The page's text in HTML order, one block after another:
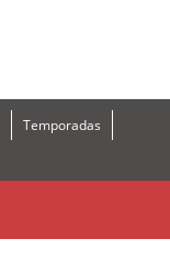
Temporadas